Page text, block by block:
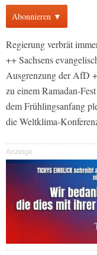
Abonnieren ▼
Regierung verbrät
++ Sachsens
Ausgrenzung der AfD
zu einem Ramadan-
dem Frühlingsanfang
die Weltklima-
Anzeige